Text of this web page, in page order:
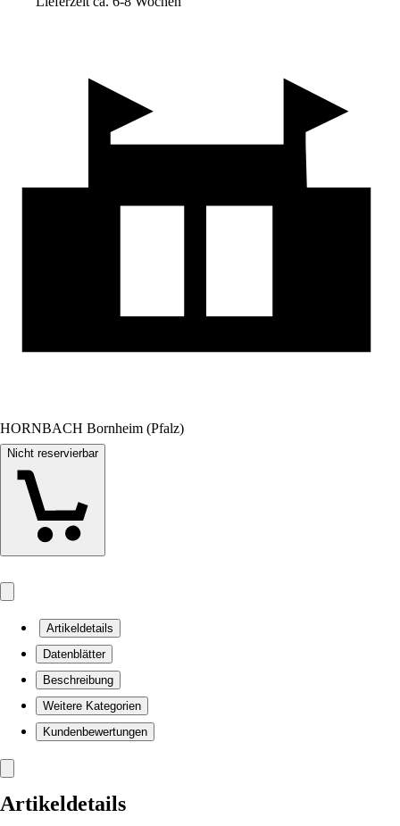
HORNBACH Bornheim (Pfalz)
Nicht reservierbar
Artikeldetails
Datenblätter
Beschreibung
Weitere Kategorien
Kundenbewertungen
Artikeldetails